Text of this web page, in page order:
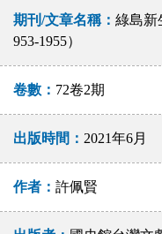
期刊/文章名稱：綠島新
953-1955）
卷數： 72卷2期
出版時間： 2021年6月
作者：許佩賢